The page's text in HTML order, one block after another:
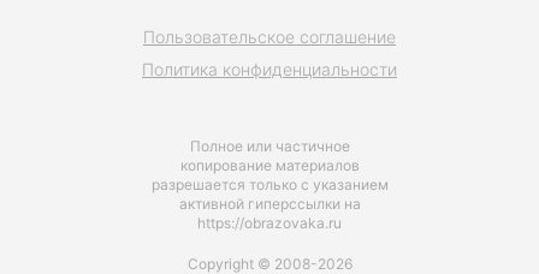
Полное или частичное
копирование материалов
разрешается только с указанием
активной гиперссылки на
https://obrazovaka.ru
Пользовательское соглашение
Политика конфиденциальности
Copyright © 2008-2026